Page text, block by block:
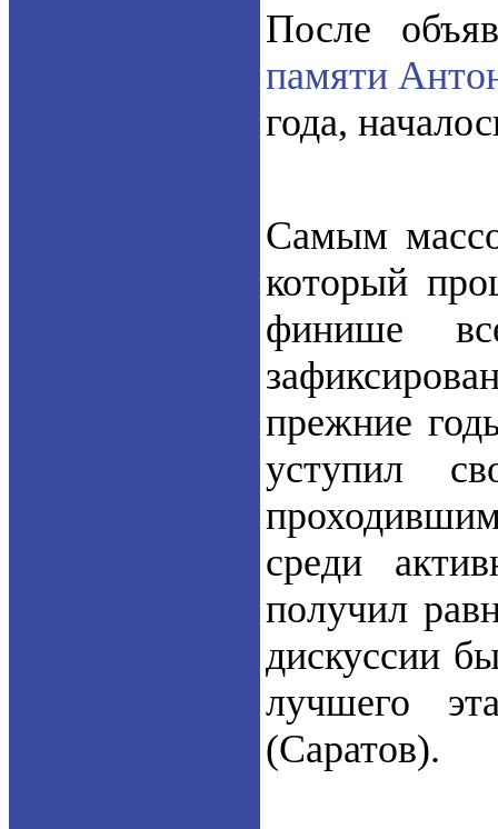
После
памяти
года,
Самым
который
финише
прежние
уступил
среди
получил
дискуссии
лучшего
(Саратов).